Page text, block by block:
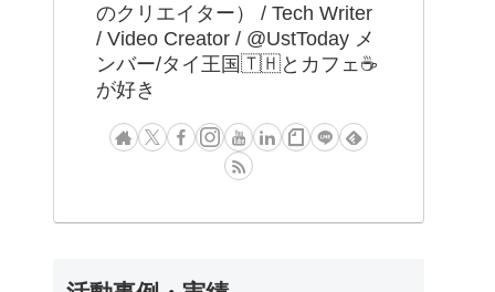
のクリエイター） / Tech Writer
/ Video Creator / @UstToday メ
ンバー/タイ王国🇹🇭とカフェ☕️
が好き